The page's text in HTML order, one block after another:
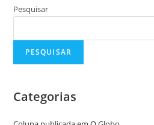
Pesquisar
PESQUISAR
Categorias